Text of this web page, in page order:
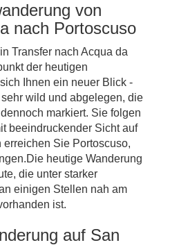
von
nach Portoscuso
Transfer nach Acqua da
der heutigen
Ihnen ein neuer Blick -
wild und abgelegen, die
markiert. Sie folgen
beeindruckender Sicht auf
Sie Portoscuso,
heutige Wanderung
die unter starker
einigen Stellen nah am
ist.
auf San